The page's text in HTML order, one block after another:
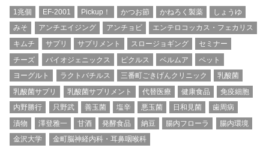
1兆個 EF-2001 Pickup！ かつお節 かねろく製薬
しょうゆ
みそ
アンチエイジング アンチョビ
エンテロコッカス・フェカリス
キムチ
サプリ サプリメント スロージョギング
セミナー
チーズ
バイオジェニックス ピクルス ベルムア
ペット
ヨーグルト
ラクトバチルス 三番町ごきげんクリニック
乳酸菌
乳酸菌サプリ
乳酸菌サプリメント 代替医療 健康食品
免疫細胞
内野勝行
只野武 善玉菌 塩辛 悪玉菌 日和見菌
歯周病
漬物
澤登雅一 甘酒 発酵食品 納豆 腸内フローラ
腸内環境
金沢大学
金町脳神経内科・耳鼻咽喉科